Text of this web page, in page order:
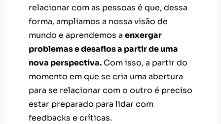
relacionar com as pessoas é que, dessa
forma, ampliamos a nossa visão de
mundo e aprendemos a enxergar
problemas e desafios a partir de uma
nova perspectiva. Com isso, a partir do
momento em que se cria uma abertura
para se relacionar com o outro é preciso
estar preparado para lidar com
feedbacks e críticas.